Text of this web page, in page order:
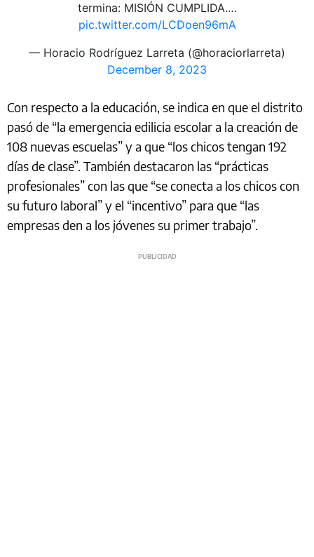
termina: MISIÓN CUMPLIDA.…
pic.twitter.com/LCDoen96mA
— Horacio Rodríguez Larreta (@horaciorlarreta)
December 8, 2023
Con respecto a la educación, se indica en que el distrito
pasó de “la emergencia edilicia escolar a la creación de
108 nuevas escuelas” y a que “los chicos tengan 192
días de clase”. También destacaron las “prácticas
profesionales” con las que “se conecta a los chicos con
su futuro laboral” y el “incentivo” para que “las
empresas den a los jóvenes su primer trabajo”.